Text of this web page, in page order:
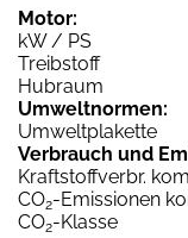
Motor:
kW / PS
Treibstoff
Hubraum
Umweltnormen:
Umweltplakette
Verbrauch und
Kraftstoffverbr.
CO2-Emissionen
CO2-Klasse